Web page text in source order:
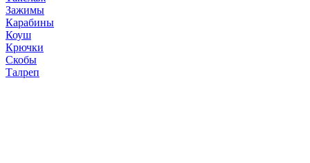
Зажимы
Карабины
Коуш
Крючки
Скобы
Талреп